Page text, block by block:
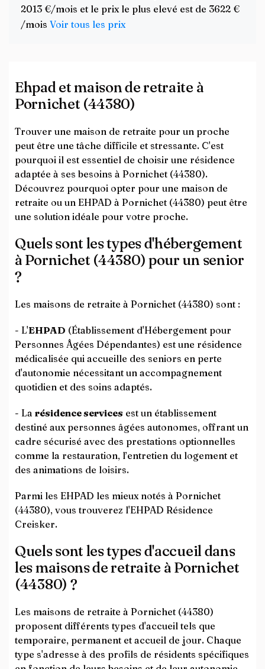
2013 €/mois et le prix le plus elevé est de 3622 €
/mois Voir tous les prix
Ehpad et maison de retraite à
Pornichet (44380)
Trouver une maison de retraite pour un proche
peut être une tâche difficile et stressante. C'est
pourquoi il est essentiel de choisir une résidence
adaptée à ses besoins à Pornichet (44380).
Découvrez pourquoi opter pour une maison de
retraite ou un EHPAD à Pornichet (44380) peut être
une solution idéale pour votre proche.
Quels sont les types d'hébergement
à Pornichet (44380) pour un senior
?
Les maisons de retraite à Pornichet (44380) sont :
- L'EHPAD (Établissement d'Hébergement pour
Personnes Âgées Dépendantes) est une résidence
médicalisée qui accueille des seniors en perte
d'autonomie nécessitant un accompagnement
quotidien et des soins adaptés.
- La résidence services est un établissement
destiné aux personnes âgées autonomes, offrant un
cadre sécurisé avec des prestations optionnelles
comme la restauration, l’entretien du logement et
des animations de loisirs.
Parmi les EHPAD les mieux notés à Pornichet
(44380), vous trouverez l'EHPAD Résidence
Creisker.
Quels sont les types d'accueil dans
les maisons de retraite à Pornichet
(44380) ?
Les maisons de retraite à Pornichet (44380)
proposent différents types d'accueil tels que
temporaire, permanent et accueil de jour. Chaque
type s'adresse à des profils de résidents spécifiques